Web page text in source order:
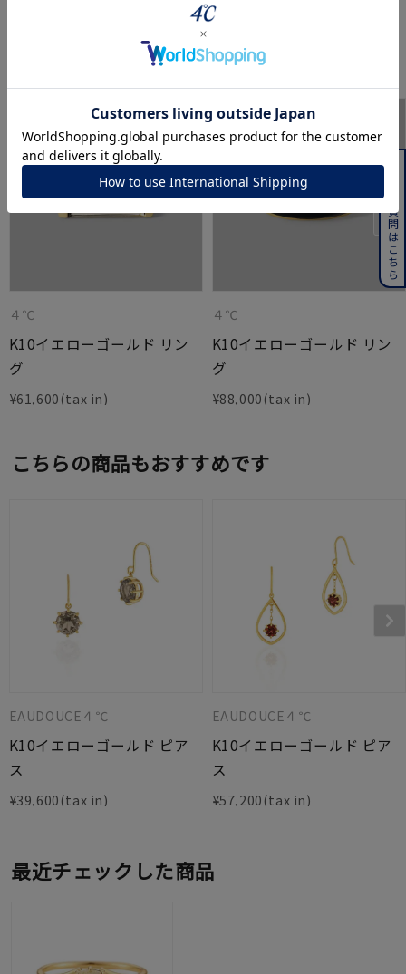
このアイテムをご覧の方に人気のアイテム
４℃
K10イエローゴールド リン
グ
¥61,600
４℃
K10イエローゴールド リン
グ
¥88,000
こちらの商品もおすすめです
EAUDOUCE４℃
K10イエローゴールド ピア
ス
¥39,600
EAUDOUCE４℃
K10イエローゴールド ピア
ス
¥57,200
最近チェックした商品
よくある質問はこちら